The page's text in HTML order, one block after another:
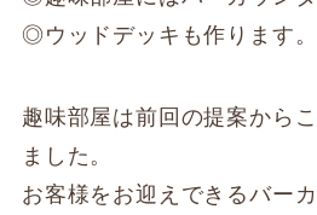
◎ウッドデッキも作ります。
趣味部屋は前回の提案から
ました。
お客様をお迎えできるバー